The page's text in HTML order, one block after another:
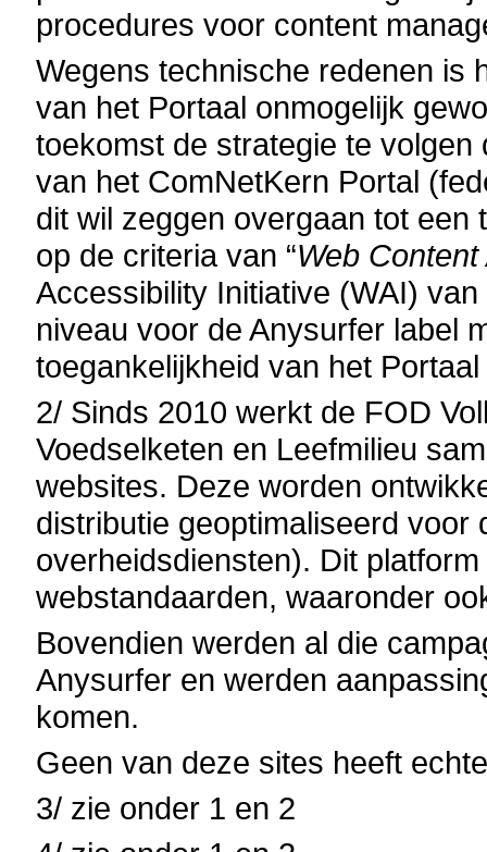
procedures voor content
Wegens technische redenen is
van het Portaal onmogelijk
toekomst de strategie te
van het ComNetKern Portal
dit wil zeggen overgaan tot een
op de criteria van “Web
Accessibility Initiative (WAI)
niveau voor de Anysurfer label
toegankelijkheid van het
2/ Sinds 2010 werkt de FOD
Voedselketen en Leefmilieu
websites. Deze worden
distributie geoptimaliseerd voor
overheidsdiensten). Dit
webstandaarden, waaronder
Bovendien werden al die
Anysurfer en werden
komen.
Geen van deze sites heeft
3/ zie onder 1 en 2